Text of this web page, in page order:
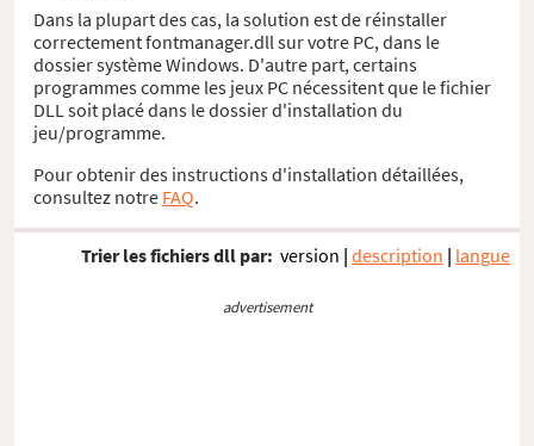
Dans la plupart des cas, la solution est de réinstaller
correctement fontmanager.dll sur votre PC, dans le
dossier système Windows. D'autre part, certains
programmes comme les jeux PC nécessitent que le fichier
DLL soit placé dans le dossier d'installation du
jeu/programme.
Pour obtenir des instructions d'installation détaillées,
consultez notre FAQ.
Trier les fichiers dll par: version | description | langue
advertisement